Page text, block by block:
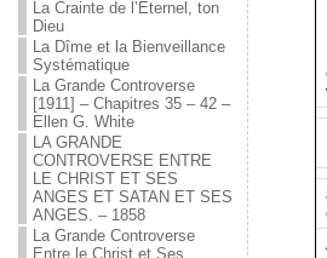
La Crainte de l’Éternel, ton
Dieu
La Dîme et la Bienveillance
Systématique
La Grande Controverse
[1911] – Chapitres 35 – 42 –
Ellen G. White
LA GRANDE
CONTROVERSE ENTRE
LE CHRIST ET SES
ANGES ET SATAN ET SES
ANGES. – 1858
La Grande Controverse
Entre le Christ et Ses